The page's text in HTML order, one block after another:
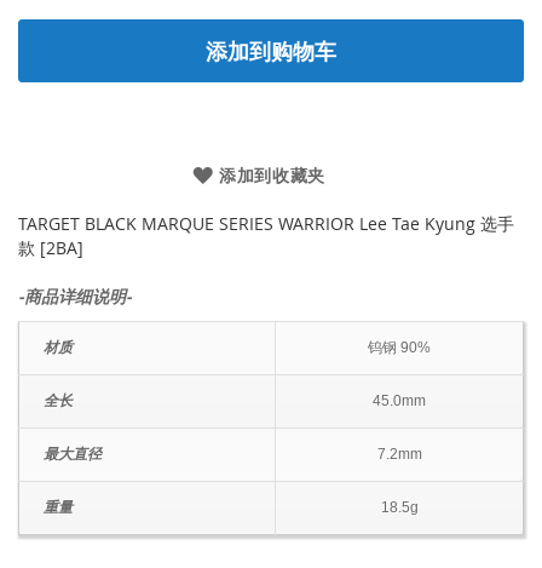
添加到购物车
添加到收藏夹
TARGET BLACK MARQUE SERIES WARRIOR Lee Tae Kyung 选手
款 [2BA]
-商品详细说明-
材质 钨钢 90%
全长 45.0mm
最大直径 7.2mm
重量 18.5g